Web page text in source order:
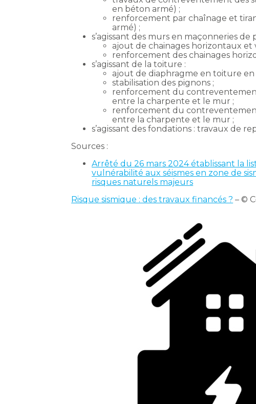
en béton armé) ;
renforcement par chaînage et
armé) ;
s’agissant des murs en maçonneries
ajout de chainages horizontaux et
renforcement des chainages
s’agissant de la toiture :
ajout de diaphragme en toiture en
stabilisation des pignons ;
renforcement du
entre la charpente et le mur ;
renforcement du
entre la charpente et le mur ;
s’agissant des fondations : travaux de
Sources :
Arrêté du 26 mars 2024 établissant la
vulnérabilité aux séismes en zone de
risques naturels majeurs
Risque sismique : des travaux financés ? – ©